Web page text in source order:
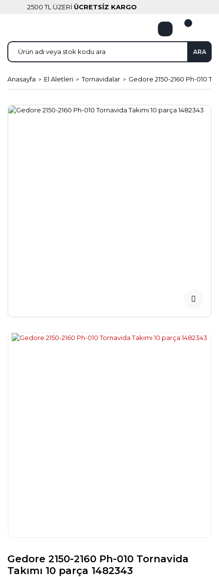
2500 TL ÜZERİ ÜCRETSİZ KARGO
ARA
Anasayfa El Aletleri Tornavidalar Gedore 2150-2160 Ph-010
Gedore 2150-2160 Ph-010 Tornavida
Takımı 10 parça 1482343